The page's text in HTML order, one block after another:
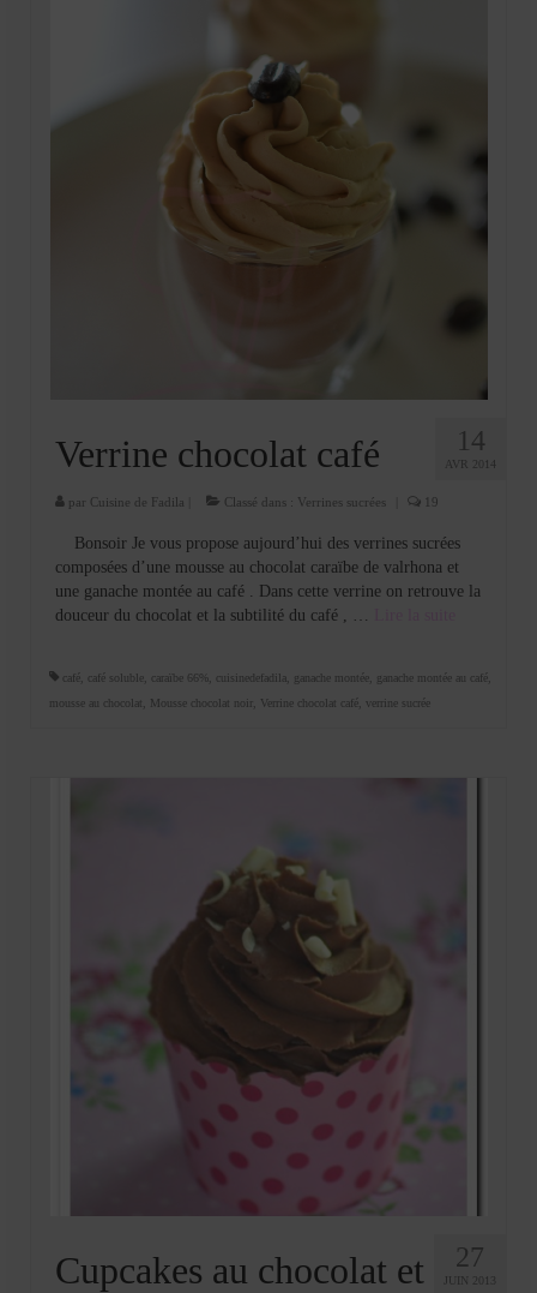
14
AVR 2014
Verrine chocolat café
par Cuisine de Fadila Classé dans : Verrines sucrées 19
Bonsoir Je vous propose aujourd’hui des verrines sucrées
composées d’une mousse au chocolat caraïbe de valrhona et
une ganache montée au café . Dans cette verrine on retrouve la
douceur du chocolat et la subtilité du café , …
café café soluble caraïbe 66% cuisinedefadila ganache montée ganache montée au café
mousse au chocolat
Mousse chocolat noir Verrine chocolat café verrine sucrée
27
JUIN 2013
Cupcakes au chocolat et